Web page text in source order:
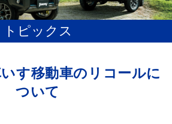
トピックス
す移動車のリコールに
ついて